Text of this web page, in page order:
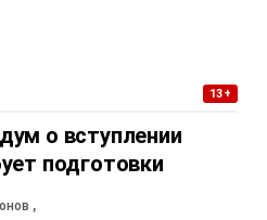
13+
о вступлении
подготовки
,